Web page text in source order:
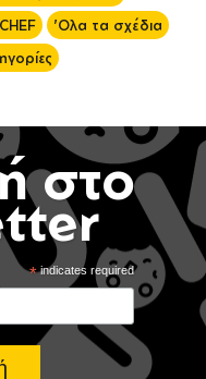
'Ολα τα σχέδια
στο
*indicates required